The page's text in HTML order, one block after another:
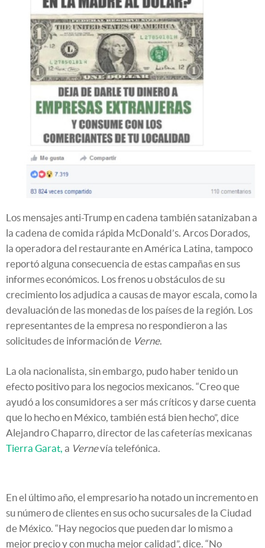
Los mensajes anti-Trump en cadena también satanizaban a
la cadena de comida rápida McDonald’s. Arcos Dorados,
la operadora del restaurante en América Latina, tampoco
reportó alguna consecuencia de estas campañas en sus
informes económicos. Los frenos u obstáculos de su
crecimiento los adjudica a causas de mayor escala, como la
devaluación de las monedas de los países de la región. Los
representantes de la empresa no respondieron a las
solicitudes de información de Verne.
La ola nacionalista, sin embargo, pudo haber tenido un
efecto positivo para los negocios mexicanos. “Creo que
ayudó a los consumidores a ser más críticos y darse cuenta
que lo hecho en México, también está bien hecho”, dice
Alejandro Chaparro, director de las cafeterías mexicanas
Tierra Garat, a Vernevía telefónica.
En el último año, el empresario ha notado un incremento en
su número de clientes en sus ocho sucursales de la Ciudad
de México. “Hay negocios que pueden dar lo mismo a
mejor precio y con mucha mejor calidad”, dice. “No